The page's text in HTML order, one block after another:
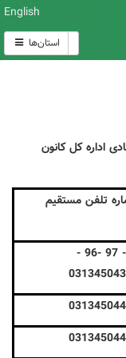
English
استان‌ها
اداره کل کانون
تلفن مستقیم
98- 97 -96 -